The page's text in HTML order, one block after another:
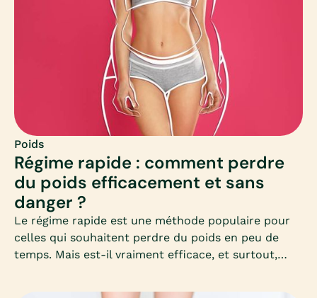
Poids
Régime rapide : comment perdre
du poids efficacement et sans
danger ?
Le régime rapide est une méthode populaire pour
celles qui souhaitent perdre du poids en peu de
temps. Mais est-il vraiment efficace, et surtout,
article complet les clés pour comprendre, choisir et